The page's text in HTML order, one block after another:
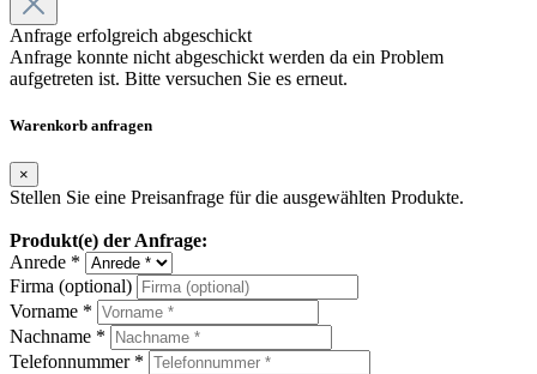
Anfrage erfolgreich abgeschickt
Anfrage konnte nicht abgeschickt werden da ein Problem
aufgetreten ist. Bitte versuchen Sie es erneut.
Warenkorb anfragen
×
Stellen Sie eine Preisanfrage für die ausgewählten Produkte.
Produkt(e) der Anfrage:
Anrede *
Firma (optional)
Vorname *
Nachname *
Telefonnummer *